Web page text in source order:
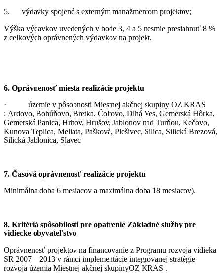
5. výdavky spojené s externým manažmentom projektov;
Výška výdavkov uvedených v bode 3, 4 a 5 nesmie presiahnuť 8 %
z celkových oprávnených výdavkov na projekt.
6. Oprávnenosť miesta realizácie projektu
· územie v pôsobnosti Miestnej akčnej skupiny OZ KRAS
: Ardovo, Bohúňovo, Bretka, Čoltovo, Dlhá Ves, Gemerská Hôrka,
Gemerská Panica, Hrhov, Hrušov, Jablonov nad Turňou, Kečovo,
Kunova Teplica, Meliata, Pašková, Plešivec, Silica, Silická Brezová,
Silická Jablonica, Slavec
7. Časová oprávnenosť realizácie projektu
Minimálna doba 6 mesiacov a maximálna doba 18 mesiacov).
8. Kritériá spôsobilosti pre opatrenie Základné služby pre
vidiecke obyvateľstvo
Oprávnenosť projektov na financovanie z Programu rozvoja vidieka
SR 2007 – 2013 v rámci implementácie integrovanej stratégie
rozvoja územia Miestnej akčnej skupinyOZ KRAS .